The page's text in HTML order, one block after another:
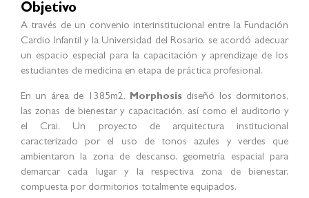
Objetivo
A través de un convenio interinstitucional entre la Fundación
Cardio Infantil y la Universidad del Rosario, se acordó adecuar
un espacio especial para la capacitación y aprendizaje de los
estudiantes de medicina en etapa de práctica profesional.
En un área de 1385m2, Morphosisdiseñó los dormitorios,
las zonas de bienestar y capacitación, así como el auditorio y
el Crai. Un proyecto de arquitectura institucional
caracterizado por el uso de tonos azules y verdes que
ambientaron la zona de descanso, geometría espacial para
demarcar cada lugar y la respectiva zona de bienestar,
compuesta por dormitorios totalmente equipados.